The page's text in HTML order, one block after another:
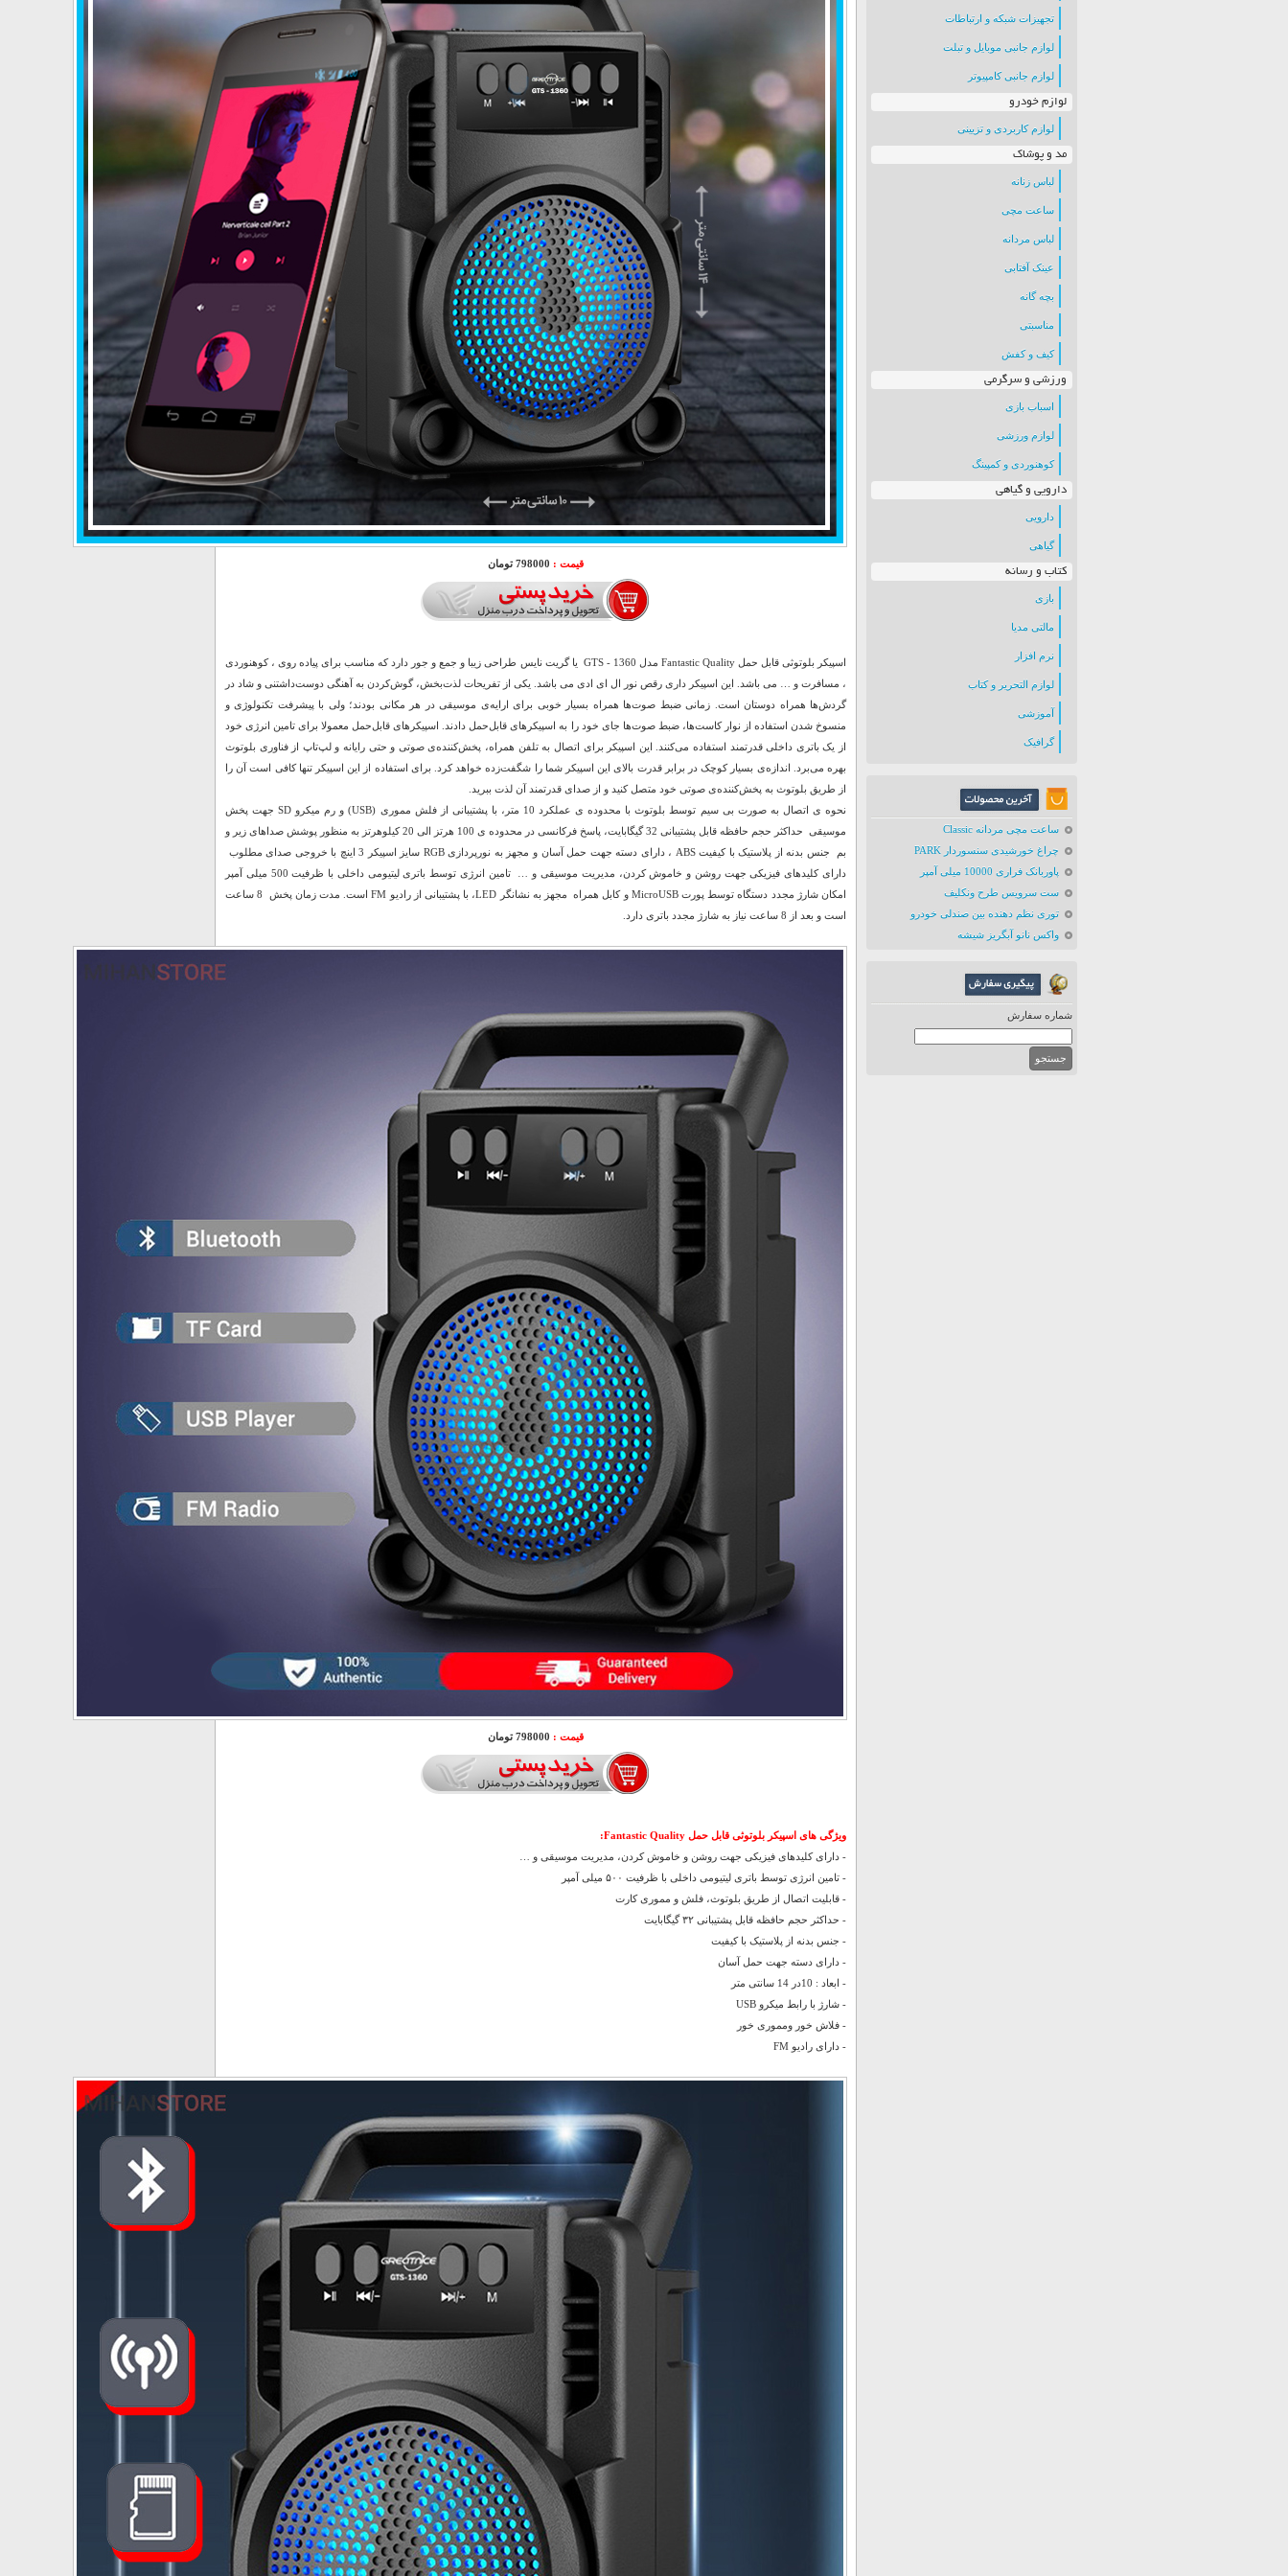
تجهیزات شبکه و ارتباطات
لوازم جانبی موبایل و تبلت
لوازم جانبی کامپیوتر
لوازم خودرو
لوازم کاربردی و تزیینی
مد و پوشاک
لباس زنانه
ساعت مچی
لباس مردانه
عینک آفتابی
بچه گانه
مناسبتی
کیف و کفش
ورزشی و سرگرمی
اسباب بازی
لوازم ورزشی
کوهنوردی و کمپینگ
دارویی و گیاهی
دارویی
گیاهی
کتاب و رسانه
بازی
مالتی مدیا
نرم افزار
لوازم التحریر و کتاب
آموزشی
گرافیک
ساعت مچی مردانه Classic
چراغ خورشیدی سنسوردار PARK
پاوربانک فراری 10000 میلی آمپر
ست سرویس طرح ونکلیف
توری نظم دهنده بین صندلی خودرو
واکس نانو آبگریز شیشه
شماره سفارش
قیمت : 798000 تومان
اسپیکر بلوتوثی قابل حمل Fantastic Quality مدل GTS - 1360 یا گریت نایس طراحی زیبا و جمع و جور دارد که مناسب برای پیاده روی ، کوهنوردی
، مسافرت و … می باشد. این اسپیکر داری رقص نور ال ای ادی می باشد. یکی از تفریحات لذت‌بخش، گوش‌کردن به آهنگی دوست‌داشتنی و شاد در
گردش‌ها همراه دوستان است. زمانی ضبط ‌صوت‌ها همراه بسیار خوبی برای ارایه‌ی موسیقی در هر مکانی بودند؛ ولی با پیشرفت تکنولوژی و
منسوخ‌ شدن استفاده از نوار کاست‌ها، ضبط‌ صوت‌ها جای خود را به اسپیکرهای قابل‌حمل دادند. اسپیکرهای قابل‌حمل معمولا برای تامین انرژی خود
از یک باتری داخلی قدرتمند استفاده می‌کنند. این اسپیکر برای اتصال به تلفن همراه، پخش‌کننده‌ی صوتی و حتی رایانه و لپ‌تاپ از فناوری بلوتوث
بهره می‌برد. اندازه‌ی بسیار کوچک در برابر قدرت بالای این اسپیکر شما را شگفت‌زده خواهد کرد. برای استفاده از این اسپیکر تنها کافی است آن را
از طریق بلوتوث به پخش‌کننده‌ی صوتی خود متصل کنید و از صدای قدرتمند آن لذت ببرید.
نحوه ی اتصال به صورت بی سیم توسط بلوتوث با محدوده ی عملکرد 10 متر، با پشتیبانی از فلش مموری (USB) و رم میکرو SD جهت پخش
موسیقی حداکثر حجم حافظه قابل پشتیبانی 32 گیگابایت، پاسخ فرکانسی در محدوده ی 100 هرتز الی 20 کیلوهرتز به منظور پوشش صداهای زیر و
بم جنس بدنه از پلاستیک با کیفیت ABS ، دارای دسته جهت حمل آسان و مجهز به نورپردازی RGB سایز اسپیکر 3 اینچ با خروجی صدای مطلوب
دارای کلیدهای فیزیکی جهت روشن و خاموش کردن، مدیریت موسیقی و … تامین انرژی توسط باتری لیتیومی داخلی با ظرفیت 500 میلی آمپر
امکان شارژ مجدد دستگاه توسط پورت MicroUSB و کابل همراه مجهز به نشانگر LED، با پشتیبانی از رادیو FM است. مدت زمان پخش 8 ساعت
است و بعد از 8 ساعت نیاز به شارژ مجدد باتری دارد.
قیمت : 798000 تومان
ویژگی های اسپیکر بلوتوثی قابل حمل Fantastic Quality:
- دارای کلیدهای فیزیکی جهت روشن و خاموش کردن، مدیریت موسیقی و …
- تامین انرژی توسط باتری لیتیومی داخلی با ظرفیت ۵۰۰ میلی آمپر
- قابلیت اتصال از طریق بلوتوث، فلش و مموری کارت
- حداکثر حجم حافظه قابل پشتیبانی ۳۲ گیگابایت
- جنس بدنه از پلاستیک با کیفیت
- دارای دسته جهت حمل آسان
- ابعاد : 10در 14 سانتی متر
- شارژ با رابط میکرو USB
- فلاش خور ومموری خور
- دارای رادیو FM